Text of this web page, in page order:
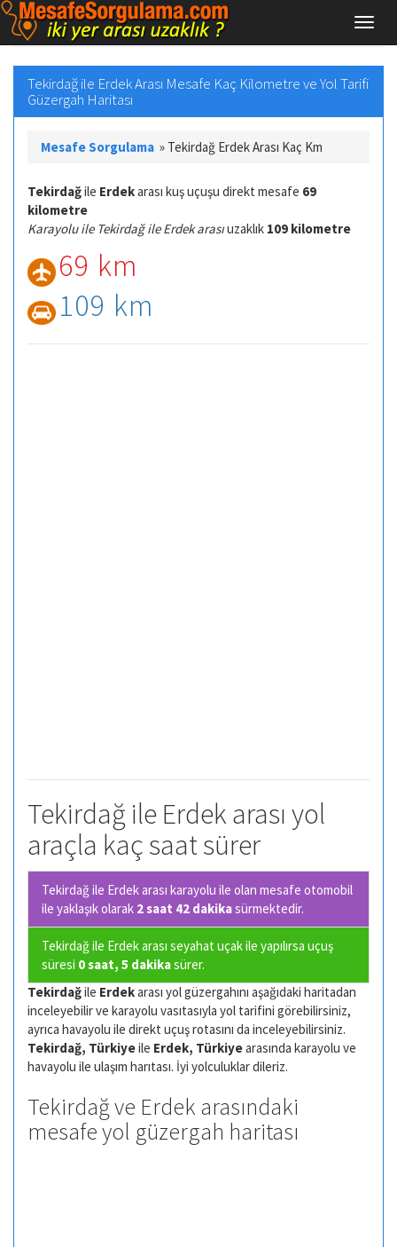
Tekirdağ ile Erdek Arası Mesafe Kaç Kilometre ve Yol Tarifi
Güzergah Haritası
Mesafe Sorgulama » Tekirdağ Erdek Arası Kaç Km
Tekirdağile Erdekarası kuş uçuşu direkt mesafe 69
kilometre
Karayolu ile Tekirdağ ile Erdek arasıuzaklık 109 kilometre
69 km
109 km
Tekirdağ ile Erdek arası yol
araçla kaç saat sürer
Tekirdağ ile Erdek arası karayolu ile olan mesafe otomobil
ile yaklaşık olarak 2 saat 42 dakikasürmektedir.
Tekirdağ ile Erdek arası seyahat uçak ile yapılırsa uçuş
süresi 0 saat, 5 dakikasürer.
Tekirdağile Erdekarası yol güzergahını aşağıdaki haritadan
inceleyebilir ve karayolu vasıtasıyla yol tarifini görebilirsiniz,
ayrıca havayolu ile direkt uçuş rotasını da inceleyebilirsiniz.
Tekirdağ, Türkiyeile Erdek, Türkiyearasında karayolu ve
havayolu ile ulaşım harıtası. İyi yolculuklar dileriz.
Tekirdağ ve Erdek arasındaki
mesafe yol güzergah haritası